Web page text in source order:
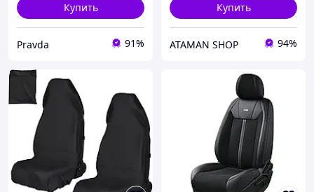
Купить
Pravda 91%
Купить
ATAMAN SHOP 94%